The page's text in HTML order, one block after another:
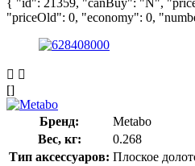
"priceOld": 0, "economy": 0,
[]
Бренд:
Metabo
Вес, кг:
0.268
Тип аксессуаров: Плоское